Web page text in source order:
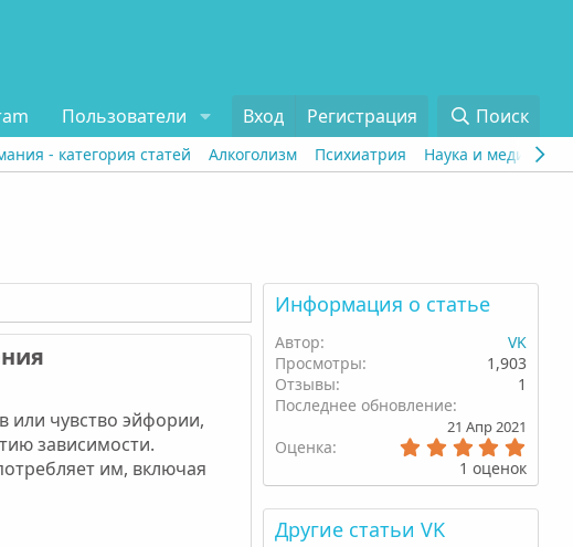
Пользователи Вход Регистрация Поиск
- категория статей Алкоголизм Психиатрия
Наука и медицина
чувство эйфории,
зависимости.
им, включая
Информация о статье
Автор
VK
Просмотры
1,903
Отзывы
1
Последнее обновление
21 Апр 2021
Оценка
.
0
з
1 оценок
Другие статьи VK